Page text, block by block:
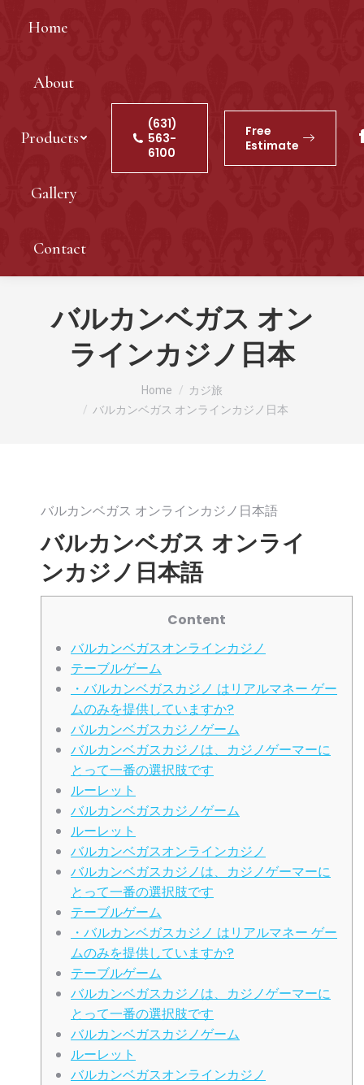
Home
About
Products
Gallery
Contact
(631)
563-
6100
Free
Estimate
バルカンベガス オン
ラインカジノ日本
Home
カジ旅
バルカンベガス オンラインカジノ日本
バルカンベガス オンラインカジノ日本語
バルカンベガス オンライ
ンカジノ日本語
Content
バルカンベガスオンラインカジノ
テーブルゲーム
・バルカンベガスカジノ はリアルマネー ゲー
ムのみを提供していますか?
バルカンベガスカジノゲーム
バルカンベガスカジノは、カジノゲーマーに
とって一番の選択肢です
ルーレット
バルカンベガスカジノゲーム
ルーレット
バルカンベガスオンラインカジノ
バルカンベガスカジノは、カジノゲーマーに
とって一番の選択肢です
テーブルゲーム
・バルカンベガスカジノ はリアルマネー ゲー
ムのみを提供していますか?
テーブルゲーム
バルカンベガスカジノは、カジノゲーマーに
とって一番の選択肢です
バルカンベガスカジノゲーム
ルーレット
バルカンベガスオンラインカジノ